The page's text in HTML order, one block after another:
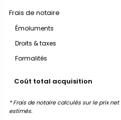
Frais de notaire
Émoluments
Droits & taxes
Formalités
Coût total acquisition
* Frais de notaire calculés sur le prix
estimés.